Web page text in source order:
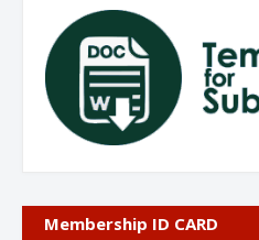
Membership ID CARD